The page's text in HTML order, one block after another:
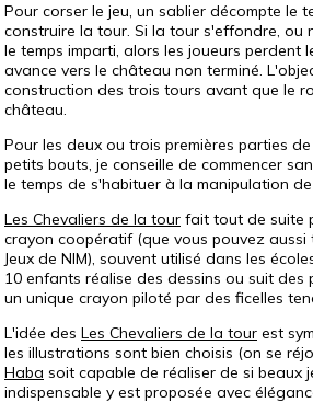
Pour corser le jeu, un sablier décompte le
construire la tour. Si la tour s'effondre, ou
le temps imparti, alors les joueurs perdent
avance vers le château non terminé.
construction des trois tours avant que le
château.
Pour les deux ou trois premières parties
petits bouts, je conseille de commencer
le temps de s'habituer à la manipulation
Les Chevaliers de la tour fait tout de suite
crayon coopératif (que vous pouvez
Jeux de NIM), souvent utilisé dans les
10 enfants réalise des dessins ou suit des
un unique crayon piloté par des ficelles
L'idée des Les Chevaliers de la tour est
les illustrations sont bien choisis (on se
Haba soit capable de réaliser de si beaux
indispensable y est proposée avec